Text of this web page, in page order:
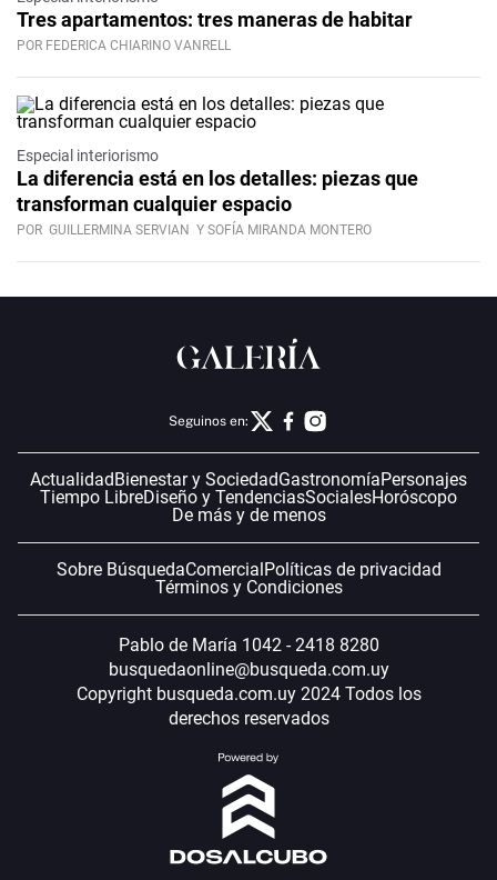
Tres apartamentos: tres maneras de habitar
POR FEDERICA CHIARINO VANRELL
Especial interiorismo
La diferencia está en los detalles: piezas que
transforman cualquier espacio
POR GUILLERMINA SERVIAN Y SOFÍA MIRANDA MONTERO
Seguinos en:
Actualidad Bienestar y SociedadGastronomíaPersonajes
Tiempo LibreDiseño y TendenciasSocialesHoróscopo
De más y de menos
Sobre BúsquedaComercial Políticas de privacidad
Términos y Condiciones
Pablo de María 1042 - 2418 8280
busquedaonline@busqueda.com.uy
Copyright busqueda.com.uy 2024 Todos los
derechos reservados